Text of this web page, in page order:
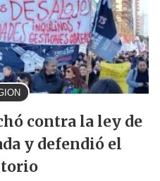
contra la ley de
y defendió el